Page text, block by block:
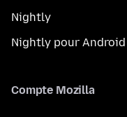
Nightly
Nightly pour Android
Compte Mozilla